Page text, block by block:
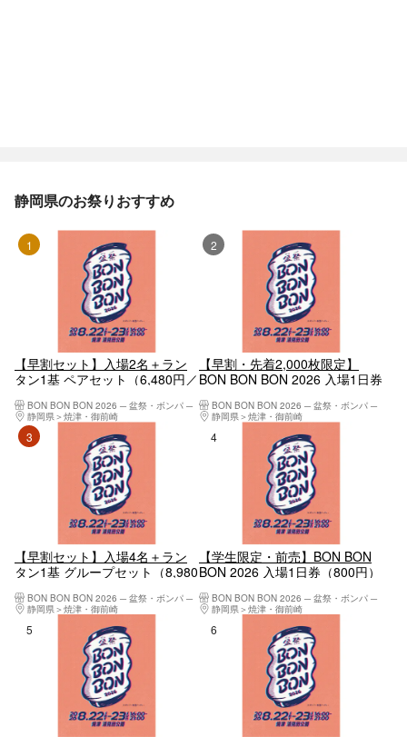
静岡県のお祭りおすすめ
【早割セット】入場2名＋ラン
タン1基 ペアセット（6,480円／
BON BON BON 2026 ─ 盆祭・ボンパ ─
静岡県
焼津・御前崎
【早割・先着2,000枚限定】
BON BON BON 2026 入場1日券
BON BON BON 2026 ─ 盆祭・ボンパ ─
静岡県
焼津・御前崎
【早割セット】入場4名＋ラン
タン1基 グループセット（8,980
BON BON BON 2026 ─ 盆祭・ボンパ ─
静岡県
焼津・御前崎
【学生限定・前売】BON BON
BON 2026 入場1日券（800円）
BON BON BON 2026 ─ 盆祭・ボンパ ─
静岡県
焼津・御前崎